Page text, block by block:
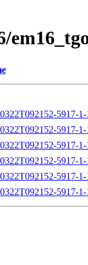
5917-
5917-
5917-
5917-
5917-
5917-